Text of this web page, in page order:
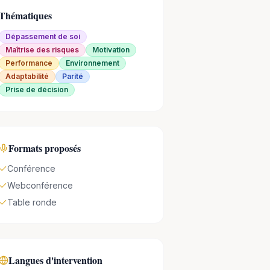
Dépassement de soi
Maîtrise des risques
Motivation
Performance
Environnement
Adaptabilité
Parité
Prise de décision
Formats proposés
Conférence
Webconférence
Table ronde
Langues d'intervention